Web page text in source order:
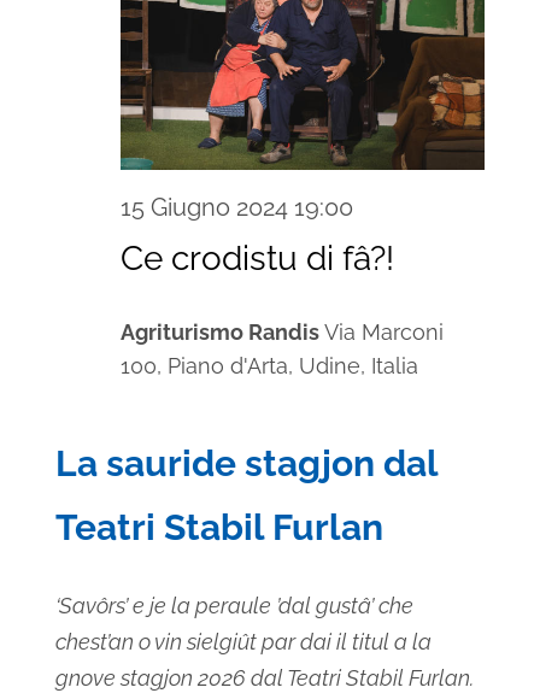
15 Giugno 2024 19:00
Ce crodistu di fâ?!
Agriturismo RandisVia Marconi
100, Piano d'Arta, Udine, Italia
La sauride stagjon dal
Teatri Stabil Furlan
‘Savôrs’ e je la peraule ’dal gustâ’ che
chest’an o vin sielgiût par dai il titul a la
gnove stagjon 2026 dal Teatri Stabil Furlan.